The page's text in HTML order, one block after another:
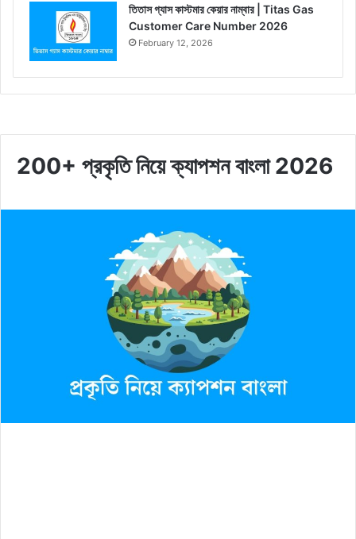
তিতাস গ্যাস কাস্টমার কেয়ার নাম্বার | Titas Gas
Customer Care Number 2026
February 12, 2026